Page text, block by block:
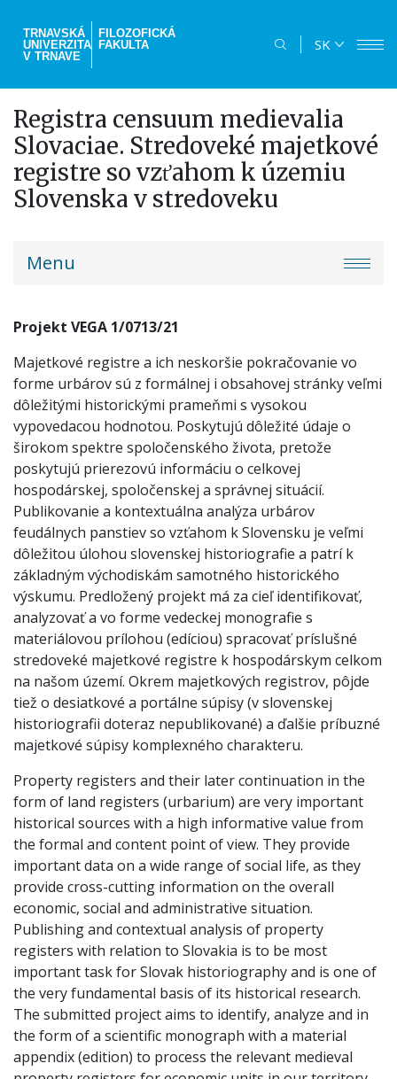
hlavný
TRNAVSKÁ
UNIVERZITA
V TRNAVE
FILOZOFICKÁ
FAKULTA
SK
Registra censuum medievalia
Slovaciae. Stredoveké majetkové
registre so vzťahom k územiu
Slovenska v stredoveku
truni-
Menu
Projekt VEGA 1/0713/21
Majetkové registre a ich neskoršie pokračovanie vo
forme urbárov sú z formálnej i obsahovej stránky veľmi
dôležitými historickými prameňmi s vysokou
vypovedacou hodnotou. Poskytujú dôležité údaje o
širokom spektre spoločenského života, pretože
poskytujú prierezovú informáciu o celkovej
hospodárskej, spoločenskej a správnej situácií.
Publikovanie a kontextuálna analýza urbárov
feudálnych panstiev so vzťahom k Slovensku je veľmi
dôležitou úlohou slovenskej historiografie a patrí k
základným východiskám samotného historického
výskumu. Predložený projekt má za cieľ identifikovať,
analyzovať a vo forme vedeckej monografie s
materiálovou prílohou (edíciou) spracovať príslušné
stredoveké majetkové registre k hospodárskym celkom
na našom území. Okrem majetkových registrov, pôjde
tiež o desiatkové a portálne súpisy (v slovenskej
historiografii doteraz nepublikované) a ďalšie príbuzné
majetkové súpisy komplexného charakteru.
Property registers and their later continuation in the
form of land registers (urbarium) are very important
historical sources with a high informative value from
the formal and content point of view. They provide
important data on a wide range of social life, as they
provide cross-cutting information on the overall
economic, social and administrative situation.
Publishing and contextual analysis of property
registers with relation to Slovakia is to be most
important task for Slovak historiography and is one of
the very fundamental basis of its historical research.
The submitted project aims to identify, analyze and in
the form of a scientific monograph with a material
appendix (edition) to process the relevant medieval